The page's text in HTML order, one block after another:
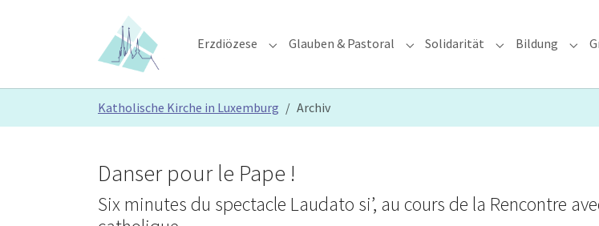
Erzdiözese Submenu for "Erzdiözese"
Glauben & Pastoral Submenu for "Glauben & Pastoral"
Solidarität Submenu for
Bildung
Katholische Kirche in Luxemburg Archiv
Danser pour le Pape !
Six minutes du spectacle Laudato si’, au cours de la Rencontre